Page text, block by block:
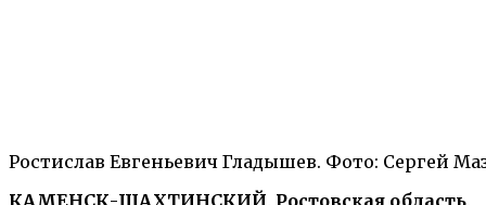
Ростислав Евгеньевич Гладышев. Фото: Сергей
КАМЕНСК-ШАХТИНСКИЙ, Ростовская область,